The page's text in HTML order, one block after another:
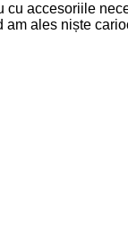
accesoriile
am ales niște